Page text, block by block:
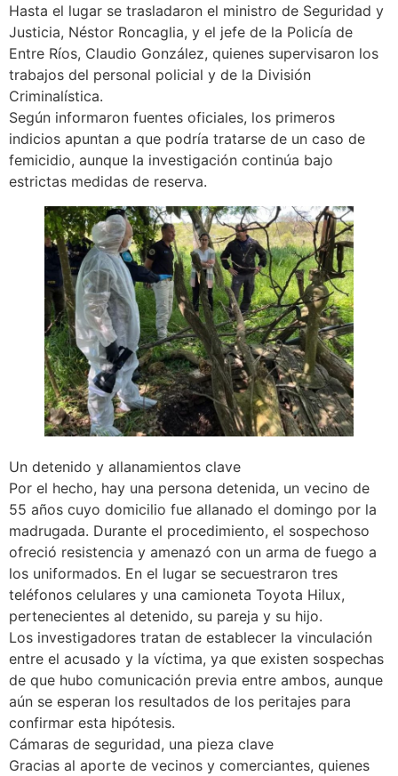
Hasta el lugar se trasladaron el ministro de Seguridad y
Justicia, Néstor Roncaglia, y el jefe de la Policía de
Entre Ríos, Claudio González, quienes supervisaron los
trabajos del personal policial y de la División
Criminalística.
Según informaron fuentes oficiales, los primeros
indicios apuntan a que podría tratarse de un caso de
femicidio, aunque la investigación continúa bajo
estrictas medidas de reserva.
Un detenido y allanamientos clave
Por el hecho, hay una persona detenida, un vecino de
55 años cuyo domicilio fue allanado el domingo por la
madrugada. Durante el procedimiento, el sospechoso
ofreció resistencia y amenazó con un arma de fuego a
los uniformados. En el lugar se secuestraron tres
teléfonos celulares y una camioneta Toyota Hilux,
pertenecientes al detenido, su pareja y su hijo.
Los investigadores tratan de establecer la vinculación
entre el acusado y la víctima, ya que existen sospechas
de que hubo comunicación previa entre ambos, aunque
aún se esperan los resultados de los peritajes para
confirmar esta hipótesis.
Cámaras de seguridad, una pieza clave
Gracias al aporte de vecinos y comerciantes, quienes